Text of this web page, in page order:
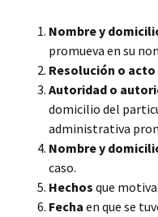
Nombre y
promueva en su
Resolución o
Autoridad o
domicilio del
administrativa
Nombre y
caso.
Hechos que
Fecha en que se